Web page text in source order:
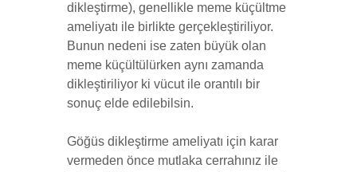
dikleştirme), genellikle meme küçültme
ameliyatı ile birlikte gerçekleştiriliyor.
Bunun nedeni ise zaten büyük olan
meme küçültülürken aynı zamanda
dikleştiriliyor ki vücut ile orantılı bir
sonuç elde edilebilsin.
Göğüs dikleştirme ameliyatı için karar
vermeden önce mutlaka cerrahınız ile